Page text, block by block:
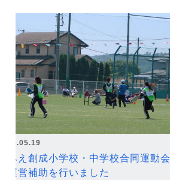
2026.05.19
なみえ創成小学校・中学校合同運動会
の運営補助を行いました